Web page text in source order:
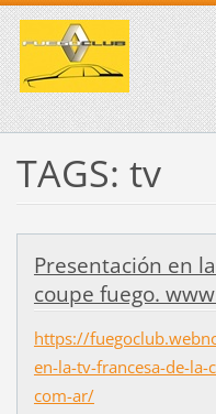
TAGS: tv
Presentación en
coupe fuego.
https://
en-la-tv-francesa-de-
com-ar/